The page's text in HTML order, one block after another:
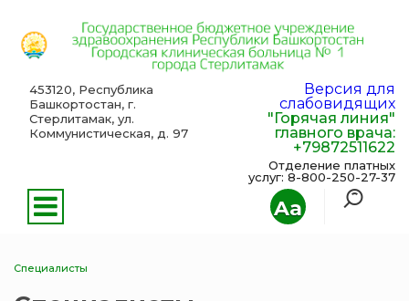
Aa
453120, Республика
Башкортостан, г.
Стерлитамак, ул.
Коммунистическая, д. 97
Версия для
слабовидящих
"Горячая линия"
главного врача:
+79872511622
Отделение платных
услуг: 8-800-250-27-37
Специалисты